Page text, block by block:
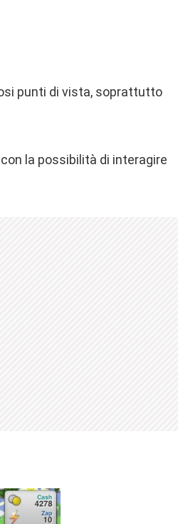
punti di vista, soprattutto
la possibilità di interagire